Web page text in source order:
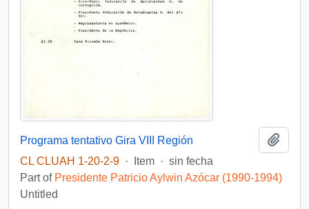
Programa tentativo Gira VIII Región
CL CLUAH 1-20-2-9 · Item · sin fecha
Part of Presidente Patricio Aylwin Azócar (1990-1994)
Untitled